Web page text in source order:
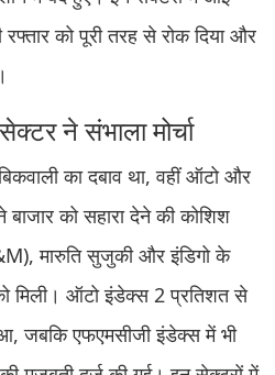
को पूरी तरह से रोक दिया और
ने संभाला मोर्चा
का दबाव था, वहीं ऑटो और
को सहारा देने की कोशिश
मारुति सुजुकी और इंडिगो के
मिली। ऑटो इंडेक्स 2 प्रतिशत से
जबकि एफएमसीजी इंडेक्स में भी